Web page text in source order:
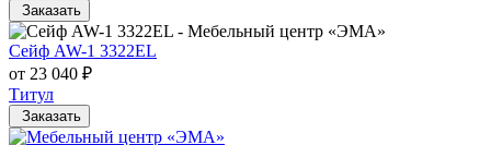
Заказать
Сейф AW-1 3322EL
от 23 040 ₽
Титул
Заказать